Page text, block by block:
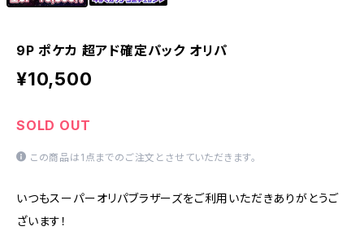
9P ポケカ 超アド確定パック オリパ
¥10,500
SOLD OUT
この商品は1点までのご注文とさせていただきます。
いつもスーパーオリパブラザーズをご利用いただきありがとうご
ざいます！